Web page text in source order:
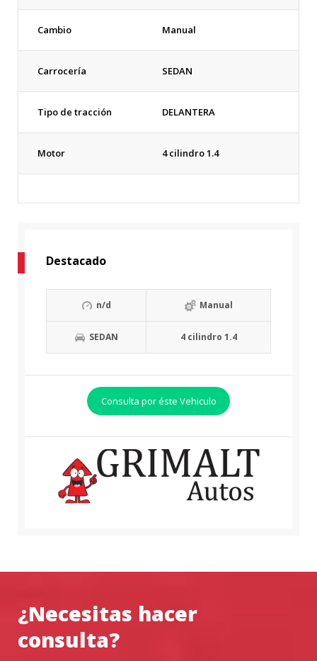
Cambio Manual
Carrocería SEDAN
Tipo de tracción DELANTERA
Motor 4 cilindro 1.4
Destacado
n/d Manual
SEDAN 4 cilindro 1.4
Consulta por éste Vehiculo
¿Necesitas hacer
consulta?